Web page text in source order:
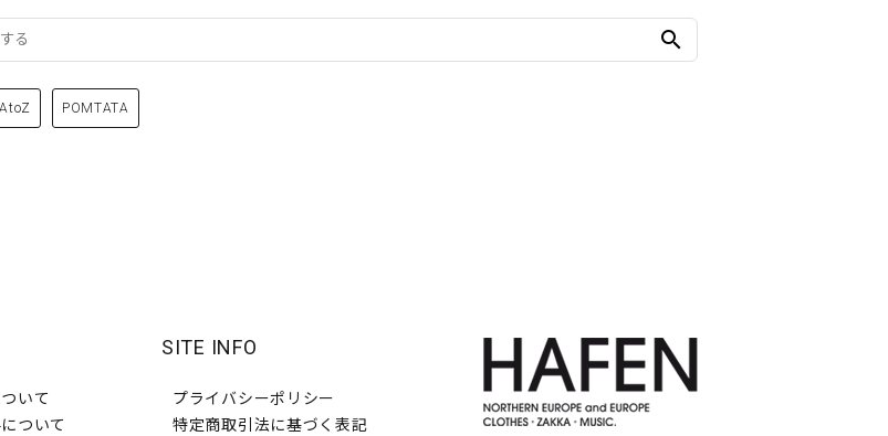
search
POMTATA
いて
ついて
SITE INFO
プライバシーポリシー
特定商取引法に基づく表記